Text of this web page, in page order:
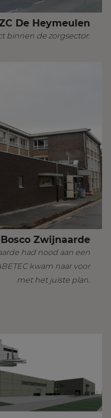
De Heymeulen
binnen de zorgsector.
Bosco Zwijnaarde
had nood aan een
kwam naar voor
met het juiste plan.